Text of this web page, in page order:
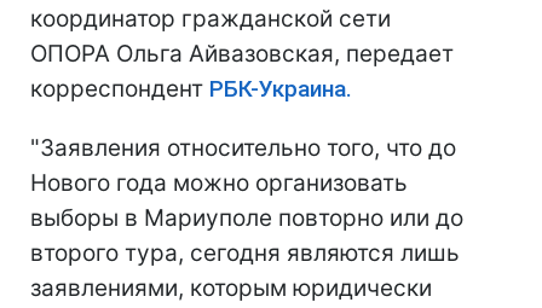
координатор гражданской сети
ОПОРА Ольга Айвазовская, передает
корреспондент РБК-Украина.
"Заявления относительно того, что до
Нового года можно организовать
выборы в Мариуполе повторно или до
второго тура, сегодня являются лишь
заявлениями, которым юридически